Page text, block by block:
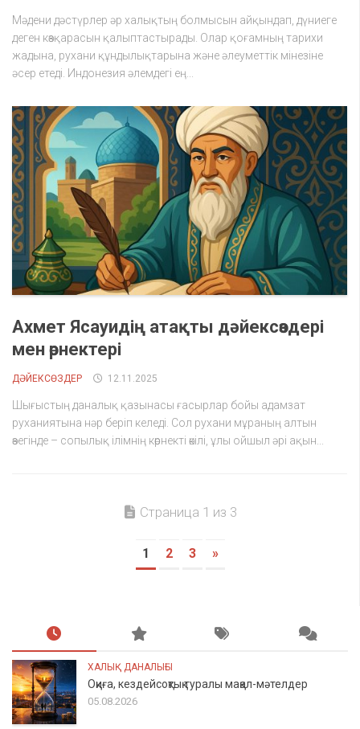
Мәдени дәстүрлер әр халықтың болмысын айқындап, дүниеге
деген көзқарасын қалыптастырады. Олар қоғамның тарихи
жадына, рухани құндылықтарына және әлеуметтік мінезіне
әсер етеді. Индонезия әлемдегі ең...
Ахмет Ясауидің атақты дәйексөздері
мен өрнектері
ДӘЙЕКСӨЗДЕР 12.11.2025
Шығыстың даналық қазынасы ғасырлар бойы адамзат
руханиятына нәр беріп келеді. Сол рухани мұраның алтын
өзегінде – сопылық ілімнің көрнекті өкілі, ұлы ойшыл әрі ақын...
Страница 1 из 3
1 2 3 »
ХАЛЫҚ ДАНАЛЫҒЫ
Оқиға, кездейсоқтық туралы мақал-мәтелдер
05.08.2026